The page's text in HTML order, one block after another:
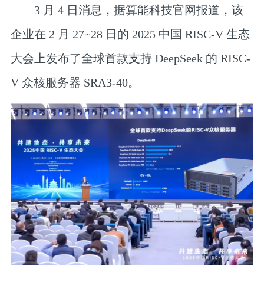
3 月 4 日消息，据算能科技官网报道，该
企业在 2 月 27~28 日的 2025 中国 RISC-V 生态
大会上发布了全球首款支持 DeepSeek 的 RISC-
V 众核服务器 SRA3-40。